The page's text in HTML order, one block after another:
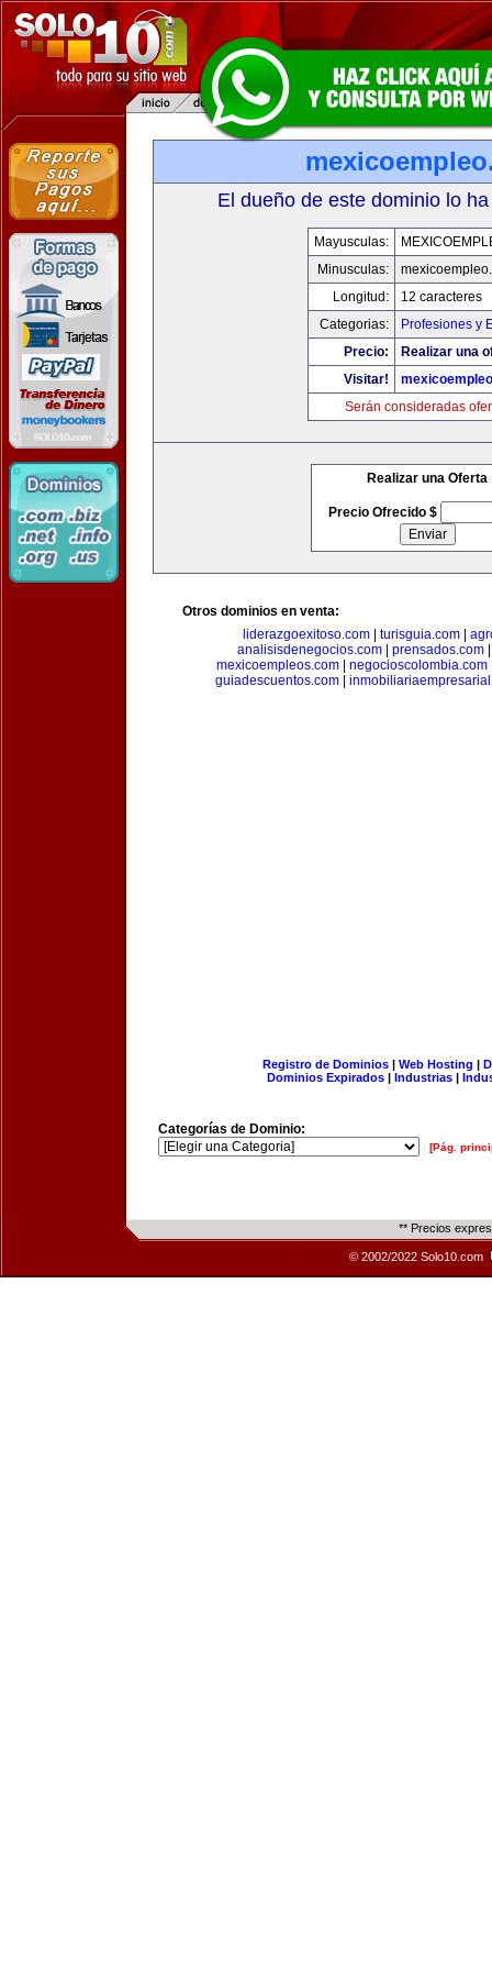
El dueño de este dominio lo
Mayusculas:
Minusculas:
Longitud:
12 caracteres
Categorias:
Profesiones y
Precio:
Realizar una
Visitar!
Serán consideradas
Realizar una Oferta
Precio Ofrecido $
Otros dominios en venta:
liderazgoexitoso.com| turisguia.com|
analisisdenegocios.com
prensados.com
mexicoempleos.com
negocioscolombia.com
guiadescuentos.com
Registro de Dominios| Web Hosting |
Dominios Expirados | Industrias |
Categorías de Dominio:
[Pág.
** Precios
© 2002/2022 Solo10.com